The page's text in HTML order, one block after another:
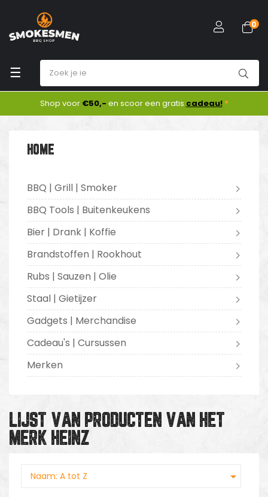
Toggle
navigation
☰
0
Shop voor €50,- en scoor een gratis cadeau! *
HOME
BBQ | Grill | Smoker
BBQ Tools | Buitenkeukens
Bier | Drank | Koffie
Brandstoffen | Rookhout
Rubs | Sauzen | Olie
Staal | Gietijzer
Gadgets | Merchandise
Cadeau's | Cursussen
Merken
LIJST VAN PRODUCTEN VAN HET
MERK HEINZ
Naam: A tot Z 